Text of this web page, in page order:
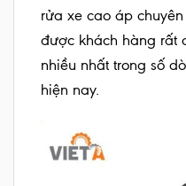
rửa xe cao áp
được khách hàng rất
nhiều nhất trong số
hiện nay.